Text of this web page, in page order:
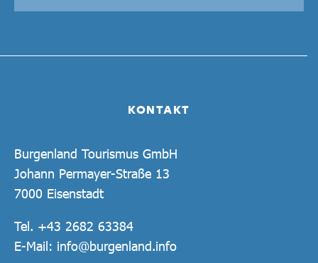
KONTAKT
Burgenland Tourismus GmbH
Johann Permayer-Straße 13
7000 Eisenstadt
Tel. +43 2682 63384
E-Mail: info@burgenland.info